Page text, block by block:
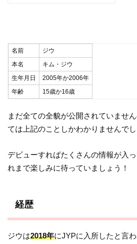
名前
ジウ
本名
キム・ジウ
生年月日
2005年か2006年
年齢
15歳か16歳
まだ全ての全貌が公開されていませ
ては上記のことしかわかりませんでし
デビューすればたくさんの情報が入
れまで楽しみに待っていましょう！
経歴
ジウは2018年にJYPに入所したと言